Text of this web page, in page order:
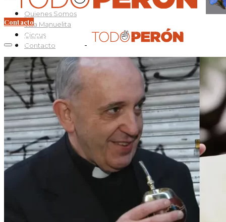
Quienes Somos
Villa Manuelita
Ciccus
Contacto
Contacto
Perón
Evita
Documentos
Curso Evita Capitana
Videos
Efemérides